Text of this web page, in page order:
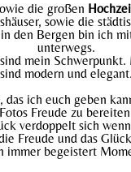
die großen
sowie die
den Bergen bin ich
unterwegs.
mein Schwerpunkt.
sind modern und elegant.
das ich euch geben
Fotos Freude zu
verdoppelt sich
Freude und das
immer begeistert